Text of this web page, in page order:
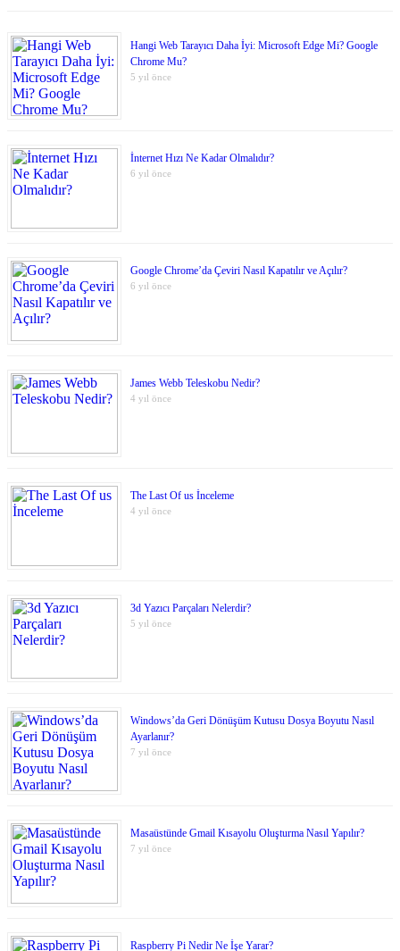
Hangi Web Tarayıcı Daha İyi: Microsoft Edge Mi? Google
Chrome Mu?
5 yıl önce
İnternet Hızı Ne Kadar Olmalıdır?
6 yıl önce
Google Chrome’da Çeviri Nasıl Kapatılır ve Açılır?
6 yıl önce
James Webb Teleskobu Nedir?
4 yıl önce
The Last Of us İnceleme
4 yıl önce
3d Yazıcı Parçaları Nelerdir?
5 yıl önce
Windows’da Geri Dönüşüm Kutusu Dosya Boyutu Nasıl
Ayarlanır?
7 yıl önce
Masaüstünde Gmail Kısayolu Oluşturma Nasıl Yapılır?
7 yıl önce
Raspberry Pi Nedir Ne İşe Yarar?